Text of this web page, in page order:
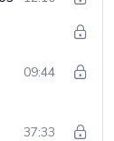
09:44
37:33